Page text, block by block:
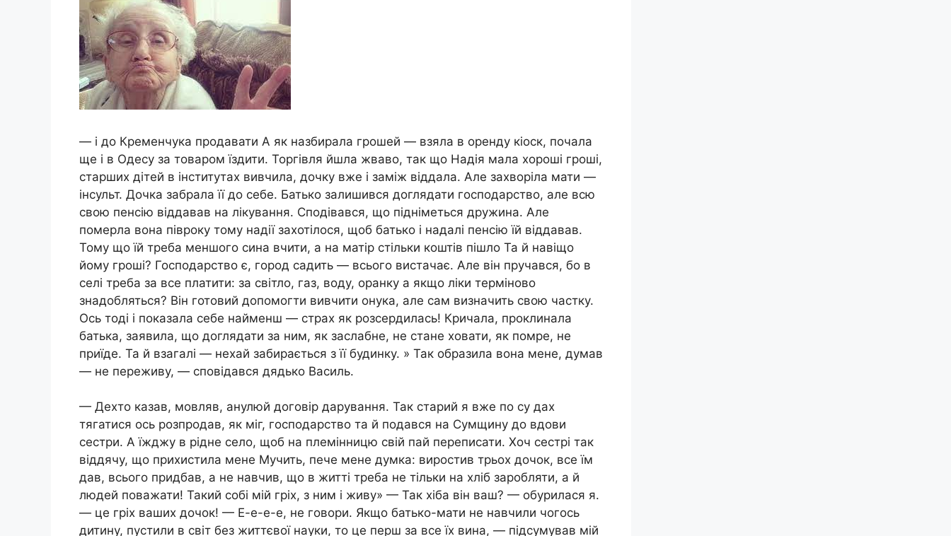
— і до Кременчука продавати А як назбирала грошей — взяла в оренду кіоск, почала
ще і в Одесу за товаром їздити. Торгівля йшла жваво, так що Надія мала хороші гроші,
старших дітей в інститутах вивчила, дочку вже і заміж віддала. Але захворіла мати —
інсульт. Дочка забрала її до себе. Батько залишився доглядати господарство, але всю
свою пенсію віддавав на лікування. Сподівався, що підніметься дружина. Але
померла вона півроку тому надії захотілося, щоб батько і надалі пенсію їй віддавав.
Тому що їй треба меншого сина вчити, а на матір стільки коштів пішло Та й навіщо
йому гроші? Господарство є, город садить — всього вистачає. Але він пручався, бо в
селі треба за все платити: за світло, газ, воду, оранку а якщо ліки терміново
знадобляться? Він готовий допомогти вивчити онука, але сам визначить свою частку.
Ось тоді і показала себе найменш — страх як розсердилась! Кричала, проклинала
батька, заявила, що доглядати за ним, як заслабне, не стане ховати, як помре, не
приїде. Та й взагалі — нехай забирається з її будинку. » Так образила вона мене, думав
— не переживу, — сповідався дядько Василь.
— Дехто казав, мовляв, анулюй договір дарування. Так старий я вже по су дах
тягатися ось розпродав, як міг, господарство та й подався на Сумщину до вдови
сестри. А їжджу в рідне село, щоб на племінницю свій пай переписати. Хоч сестрі так
віддячу, що прихистила мене Мучить, пече мене думка: виростив трьох дочок, все їм
дав, всього придбав, а не навчив, що в житті треба не тільки на хліб заробляти, а й
людей поважати! Такий собі мій гріх, з ним і живу» — Так хіба він ваш? — обурилася я.
— це гріх ваших дочок! — Е-е-е-е, не говори. Якщо батько-мати не навчили чогось
дитину, пустили в світ без життєвої науки, то це перш за все їх вина, — підсумував мій